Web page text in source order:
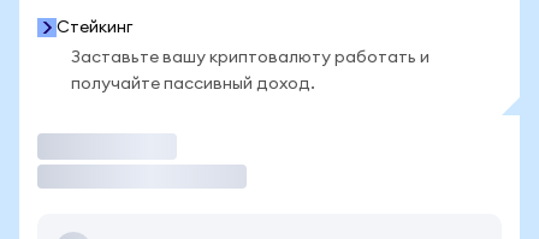
Стейкинг
Заставьте вашу криптовалюту работать и
получайте пассивный доход.